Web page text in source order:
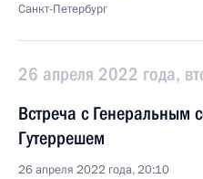
Санкт-Петербург
26 апреля 2022 года,
Встреча с Генеральным
Гутеррешем
26 апреля 2022 года, 20:10